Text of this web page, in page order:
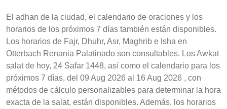
El adhan de la ciudad, el calendario de oraciones y los
horarios de los próximos 7 días también están disponibles.
Los horarios de Fajr, Dhuhr, Asr, Maghrib e Isha en
Otterbach Renania Palatinado son consultables. Los Awkat
salat de hoy, 24 Safar 1448, así como el calendario para los
próximos 7 días, del 09 Aug 2026 al 16 Aug 2026 , con
métodos de cálculo personalizables para determinar la hora
exacta de la salat, están disponibles. Además, los horarios